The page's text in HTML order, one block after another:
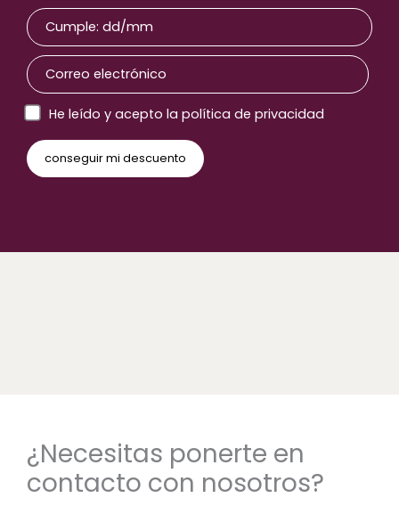
He leído y acepto la política de privacidad
¿Necesitas ponerte en
contacto con nosotros?